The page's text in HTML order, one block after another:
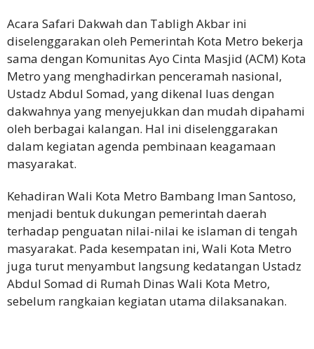
Acara Safari Dakwah dan Tabligh Akbar ini
diselenggarakan oleh Pemerintah Kota Metro bekerja
sama dengan Komunitas Ayo Cinta Masjid (ACM) Kota
Metro yang menghadirkan penceramah nasional,
Ustadz Abdul Somad, yang dikenal luas dengan
dakwahnya yang menyejukkan dan mudah dipahami
oleh berbagai kalangan. Hal ini diselenggarakan
dalam kegiatan agenda pembinaan keagamaan
masyarakat.
Kehadiran Wali Kota Metro Bambang Iman Santoso,
menjadi bentuk dukungan pemerintah daerah
terhadap penguatan nilai-nilai ke islaman di tengah
masyarakat. Pada kesempatan ini, Wali Kota Metro
juga turut menyambut langsung kedatangan Ustadz
Abdul Somad di Rumah Dinas Wali Kota Metro,
sebelum rangkaian kegiatan utama dilaksanakan.